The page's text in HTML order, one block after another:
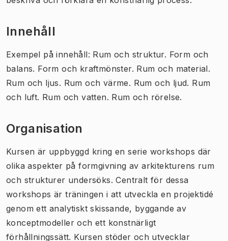
Innehåll
Exempel på innehåll: Rum och struktur. Form och
balans. Form och kraftmönster. Rum och material.
Rum och ljus. Rum och värme. Rum och ljud. Rum
och luft. Rum och vatten. Rum och rörelse.
Organisation
Kursen är uppbyggd kring en serie workshops där
olika aspekter på formgivning av arkitekturens rum
och strukturer undersöks. Centralt för dessa
workshops är träningen i att utveckla en projektidé
genom ett analytiskt skissande, byggande av
konceptmodeller och ett konstnärligt
förhållningssätt. Kursen stöder och utvecklar